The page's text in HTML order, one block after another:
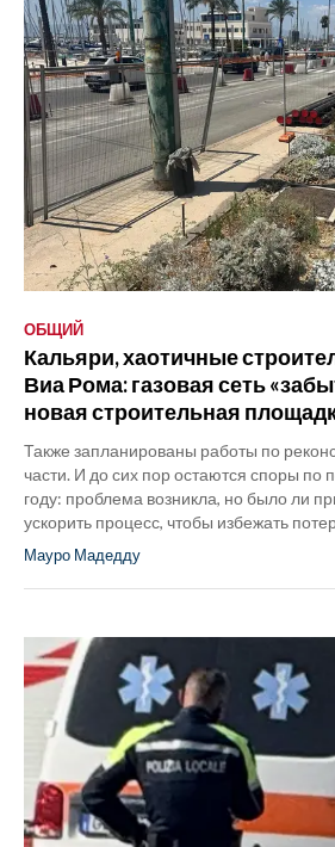
ОБЩИЙ
Кальяри, хаотичные
Виа Рома: газовая сеть
новая строительная
Также запланированы работы по
части. И до сих пор остаются споры по
году: проблема возникла, но было ли
ускорить процесс, чтобы избежать
Мауро Мадедду